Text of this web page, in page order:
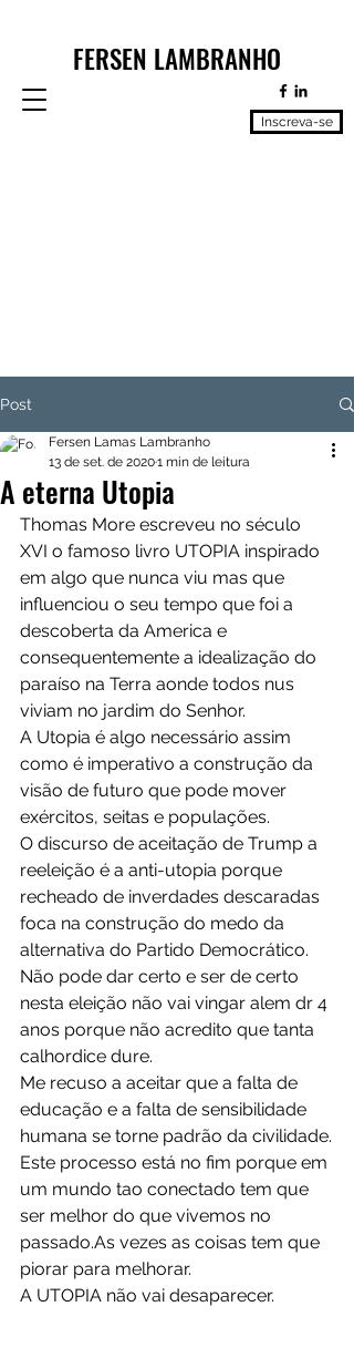
FERSEN LAMBRANHO
Inscreva-se
Post
A eterna Utopia
Fersen Lamas Lambranho
13 de set. de 20201 min de leitura
Thomas More escreveu no século
XVI o famoso livro UTOPIA inspirado
em algo que nunca viu mas que
influenciou o seu tempo que foi a
descoberta da America e
consequentemente a idealização do
paraíso na Terra aonde todos nus
viviam no jardim do Senhor.
A Utopia é algo necessário assim
como é imperativo a construção da
visão de futuro que pode mover
exércitos, seitas e populações.
O discurso de aceitação de Trump a
reeleição é a anti-utopia porque
recheado de inverdades descaradas
foca na construção do medo da
alternativa do Partido Democrático.
Não pode dar certo e ser de certo
nesta eleição não vai vingar alem dr 4
anos porque não acredito que tanta
calhordice dure.
Me recuso a aceitar que a falta de
educação e a falta de sensibilidade
humana se torne padrão da civilidade.
Este processo está no fim porque em
um mundo tao conectado tem que
ser melhor do que vivemos no
passado.As vezes as coisas tem que
piorar para melhorar.
A UTOPIA não vai desaparecer.